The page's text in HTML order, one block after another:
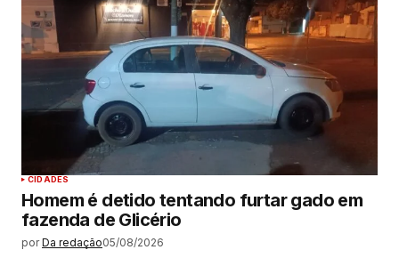
CIDADES
Homem é detido tentando furtar gado em
fazenda de Glicério
por Da redação05/08/2026